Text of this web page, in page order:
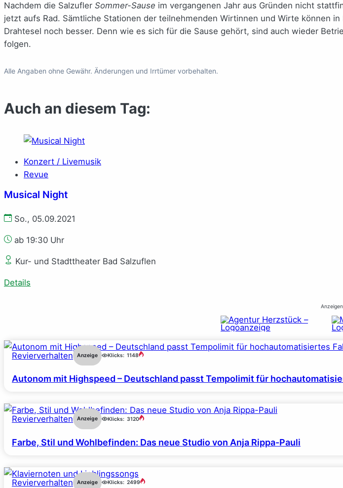
Nachdem die Salzufler Sommer-Sause im vergangenen Jahr aus Gründen nicht
jetzt aufs Rad. Sämtliche Stationen der teilnehmenden Wirtinnen und Wirte können
Drahtesel noch besser. Denn wie es sich für die Sause gehört, sind auch wieder
folgen.
Alle Angaben ohne Gewähr. Änderungen und Irrtümer vorbehalten.
Auch an diesem Tag:
Konzert / Livemusik
Revue
Musical Night
So., 05.09.2021
ab 19:30 Uhr
Kur- und Stadttheater Bad Salzuflen
Details
Anzeigen
Revierverhalten Anzeige Klicks: 1148
Autonom mit Highspeed – Deutschland passt Tempolimit für
Revierverhalten Anzeige Klicks: 3120
Farbe, Stil und Wohlbefinden: Das neue Studio von Anja Rippa-Pauli
Revierverhalten Anzeige Klicks: 2499